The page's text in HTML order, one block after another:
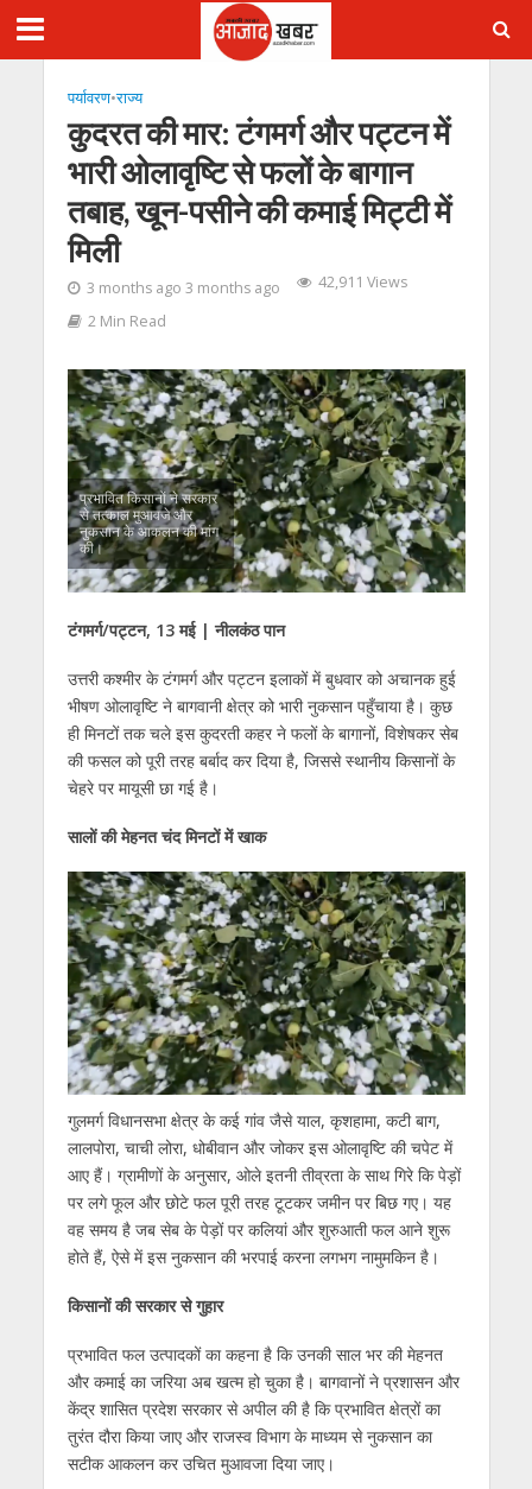
पर्यावरण•राज्य
कुदरत की मार: टंगमर्ग और पट्टन में
भारी ओलावृष्टि से फलों के बागान
तबाह, खून-पसीने की कमाई मिट्टी में
मिली
3 months ago 3 months ago
42,911 Views
2 Min Read
प्रभावित किसानों ने सरकार
से तत्काल मुआवजे और
नुकसान के आकलन की मांग
की।
टंगमर्ग/पट्टन, 13 मई | नीलकंठ पान
उत्तरी कश्मीर के टंगमर्ग और पट्टन इलाकों में बुधवार को अचानक हुई
भीषण ओलावृष्टि ने बागवानी क्षेत्र को भारी नुकसान पहुँचाया है। कुछ
ही मिनटों तक चले इस कुदरती कहर ने फलों के बागानों, विशेषकर सेब
की फसल को पूरी तरह बर्बाद कर दिया है, जिससे स्थानीय किसानों के
चेहरे पर मायूसी छा गई है।
सालों की मेहनत चंद मिनटों में खाक
गुलमर्ग विधानसभा क्षेत्र के कई गांव जैसे याल, कृशहामा, कटी बाग,
लालपोरा, चाची लोरा, धोबीवान और जोकर इस ओलावृष्टि की चपेट में
आए हैं। ग्रामीणों के अनुसार, ओले इतनी तीव्रता के साथ गिरे कि पेड़ों
पर लगे फूल और छोटे फल पूरी तरह टूटकर जमीन पर बिछ गए। यह
वह समय है जब सेब के पेड़ों पर कलियां और शुरुआती फल आने शुरू
होते हैं, ऐसे में इस नुकसान की भरपाई करना लगभग नामुमकिन है।
किसानों की सरकार से गुहार
प्रभावित फल उत्पादकों का कहना है कि उनकी साल भर की मेहनत
और कमाई का जरिया अब खत्म हो चुका है। बागवानों ने प्रशासन और
केंद्र शासित प्रदेश सरकार से अपील की है कि प्रभावित क्षेत्रों का
तुरंत दौरा किया जाए और राजस्व विभाग के माध्यम से नुकसान का
सटीक आकलन कर उचित मुआवजा दिया जाए।